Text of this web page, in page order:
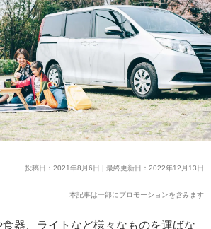
投稿日：2021年8月6日 | 最終更新日：2022年12月13日
本記事は一部にプロモーションを含みます
器、ライトなど様々なものを運ばな